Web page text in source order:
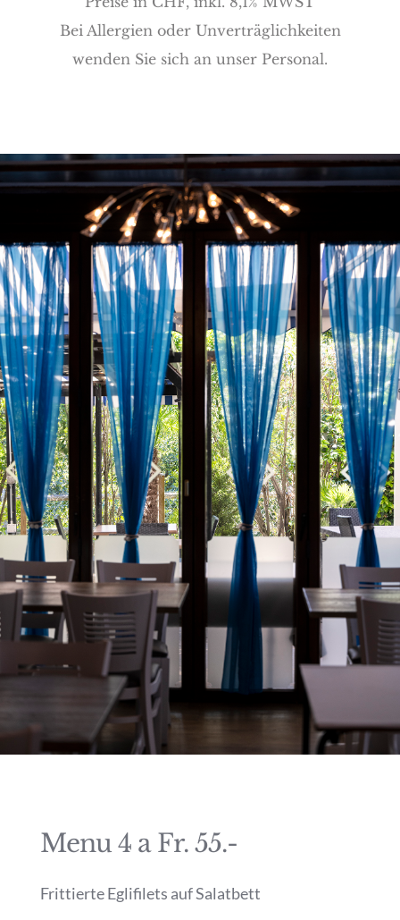
Bei Allergien oder Unverträglichkeiten
wenden Sie sich an unser Personal.
Menu 4 a Fr. 55.-
Frittierte Eglifilets auf Salatbett